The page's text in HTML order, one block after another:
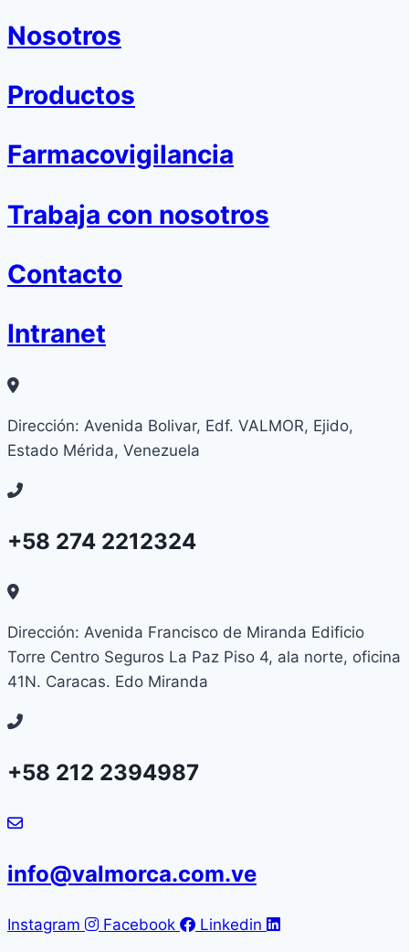
Nosotros
Productos
Farmacovigilancia
Trabaja con nosotros
Contacto
Intranet
Dirección: Avenida Bolivar, Edf. VALMOR, Ejido,
Estado Mérida, Venezuela
+58 274 2212324
Dirección: Avenida Francisco de Miranda Edificio
Torre Centro Seguros La Paz Piso 4, ala norte, oficina
41N. Caracas. Edo Miranda
+58 212 2394987
info@valmorca.com.ve
Instagram Facebook Linkedin